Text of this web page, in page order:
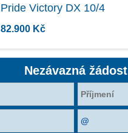
Pride Victory DX 10/4
82.900 Kč
Nezávazná žádost